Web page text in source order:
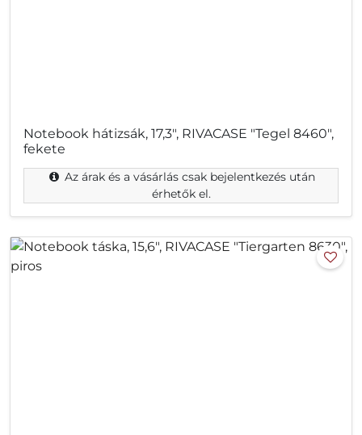
Notebook hátizsák, 17,3", RIVACASE "Tegel 8460",
fekete
Az árak és a vásárlás csak bejelentkezés után
érhetők el.